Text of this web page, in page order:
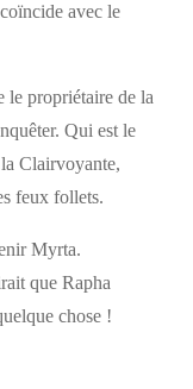
avec le
le propriétaire de la
Qui est le
Clairvoyante,
feux follets.
Myrta.
que Rapha
chose !